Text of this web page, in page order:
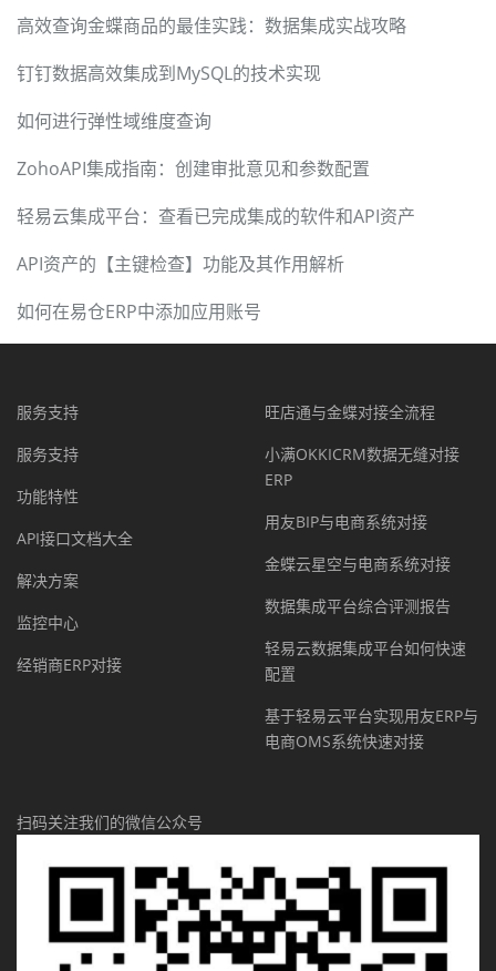
高效查询金蝶商品的最佳实践：数据集成实战攻略
钉钉数据高效集成到MySQL的技术实现
如何进行弹性域维度查询
ZohoAPI集成指南：创建审批意见和参数配置
轻易云集成平台：查看已完成集成的软件和API资产
API资产的【主键检查】功能及其作用解析
如何在易仓ERP中添加应用账号
服务支持
服务支持
功能特性
API接口文档大全
解决方案
监控中心
经销商ERP对接
旺店通与金蝶对接全流程
小满OKKICRM数据无缝对接
ERP
用友BIP与电商系统对接
金蝶云星空与电商系统对接
数据集成平台综合评测报告
轻易云数据集成平台如何快速
配置
基于轻易云平台实现用友ERP与
电商OMS系统快速对接
扫码关注我们的微信公众号